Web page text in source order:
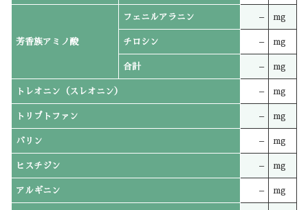
芳香族アミノ酸
フェニルアラニン – mg
チロシン – mg
合計 – mg
トレオニン（スレオニン） – mg
トリプトファン – mg
バリン – mg
ヒスチジン – mg
アルギニン – mg